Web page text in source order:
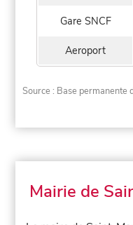
Gare SNCF
Aeroport
Source : Base permanente
Mairie de